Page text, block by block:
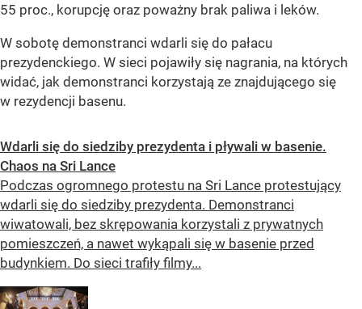
55 proc., korupcję oraz poważny brak paliwa i leków.
W sobotę demonstranci wdarli się do pałacu
prezydenckiego. W sieci pojawiły się nagrania, na których
widać, jak demonstranci korzystają ze znajdującego się
w rezydencji basenu.
Wdarli się do siedziby prezydenta i pływali w basenie.
Chaos na Sri Lance
Podczas ogromnego protestu na Sri Lance protestujący
wdarli się do siedziby prezydenta. Demonstranci
wiwatowali, bez skrępowania korzystali z prywatnych
pomieszczeń, a nawet wykąpali się w basenie przed
budynkiem. Do sieci trafiły filmy...